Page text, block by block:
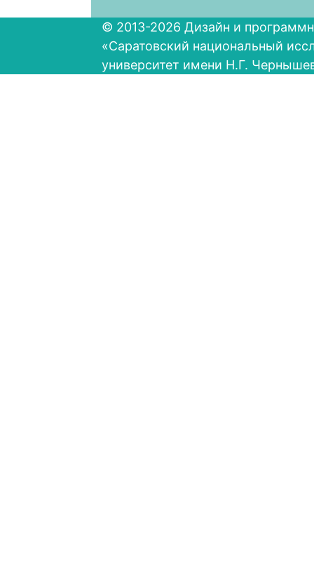
© 2013-2026 Дизайн и
«Саратовский национальный
университет имени Н.Г.